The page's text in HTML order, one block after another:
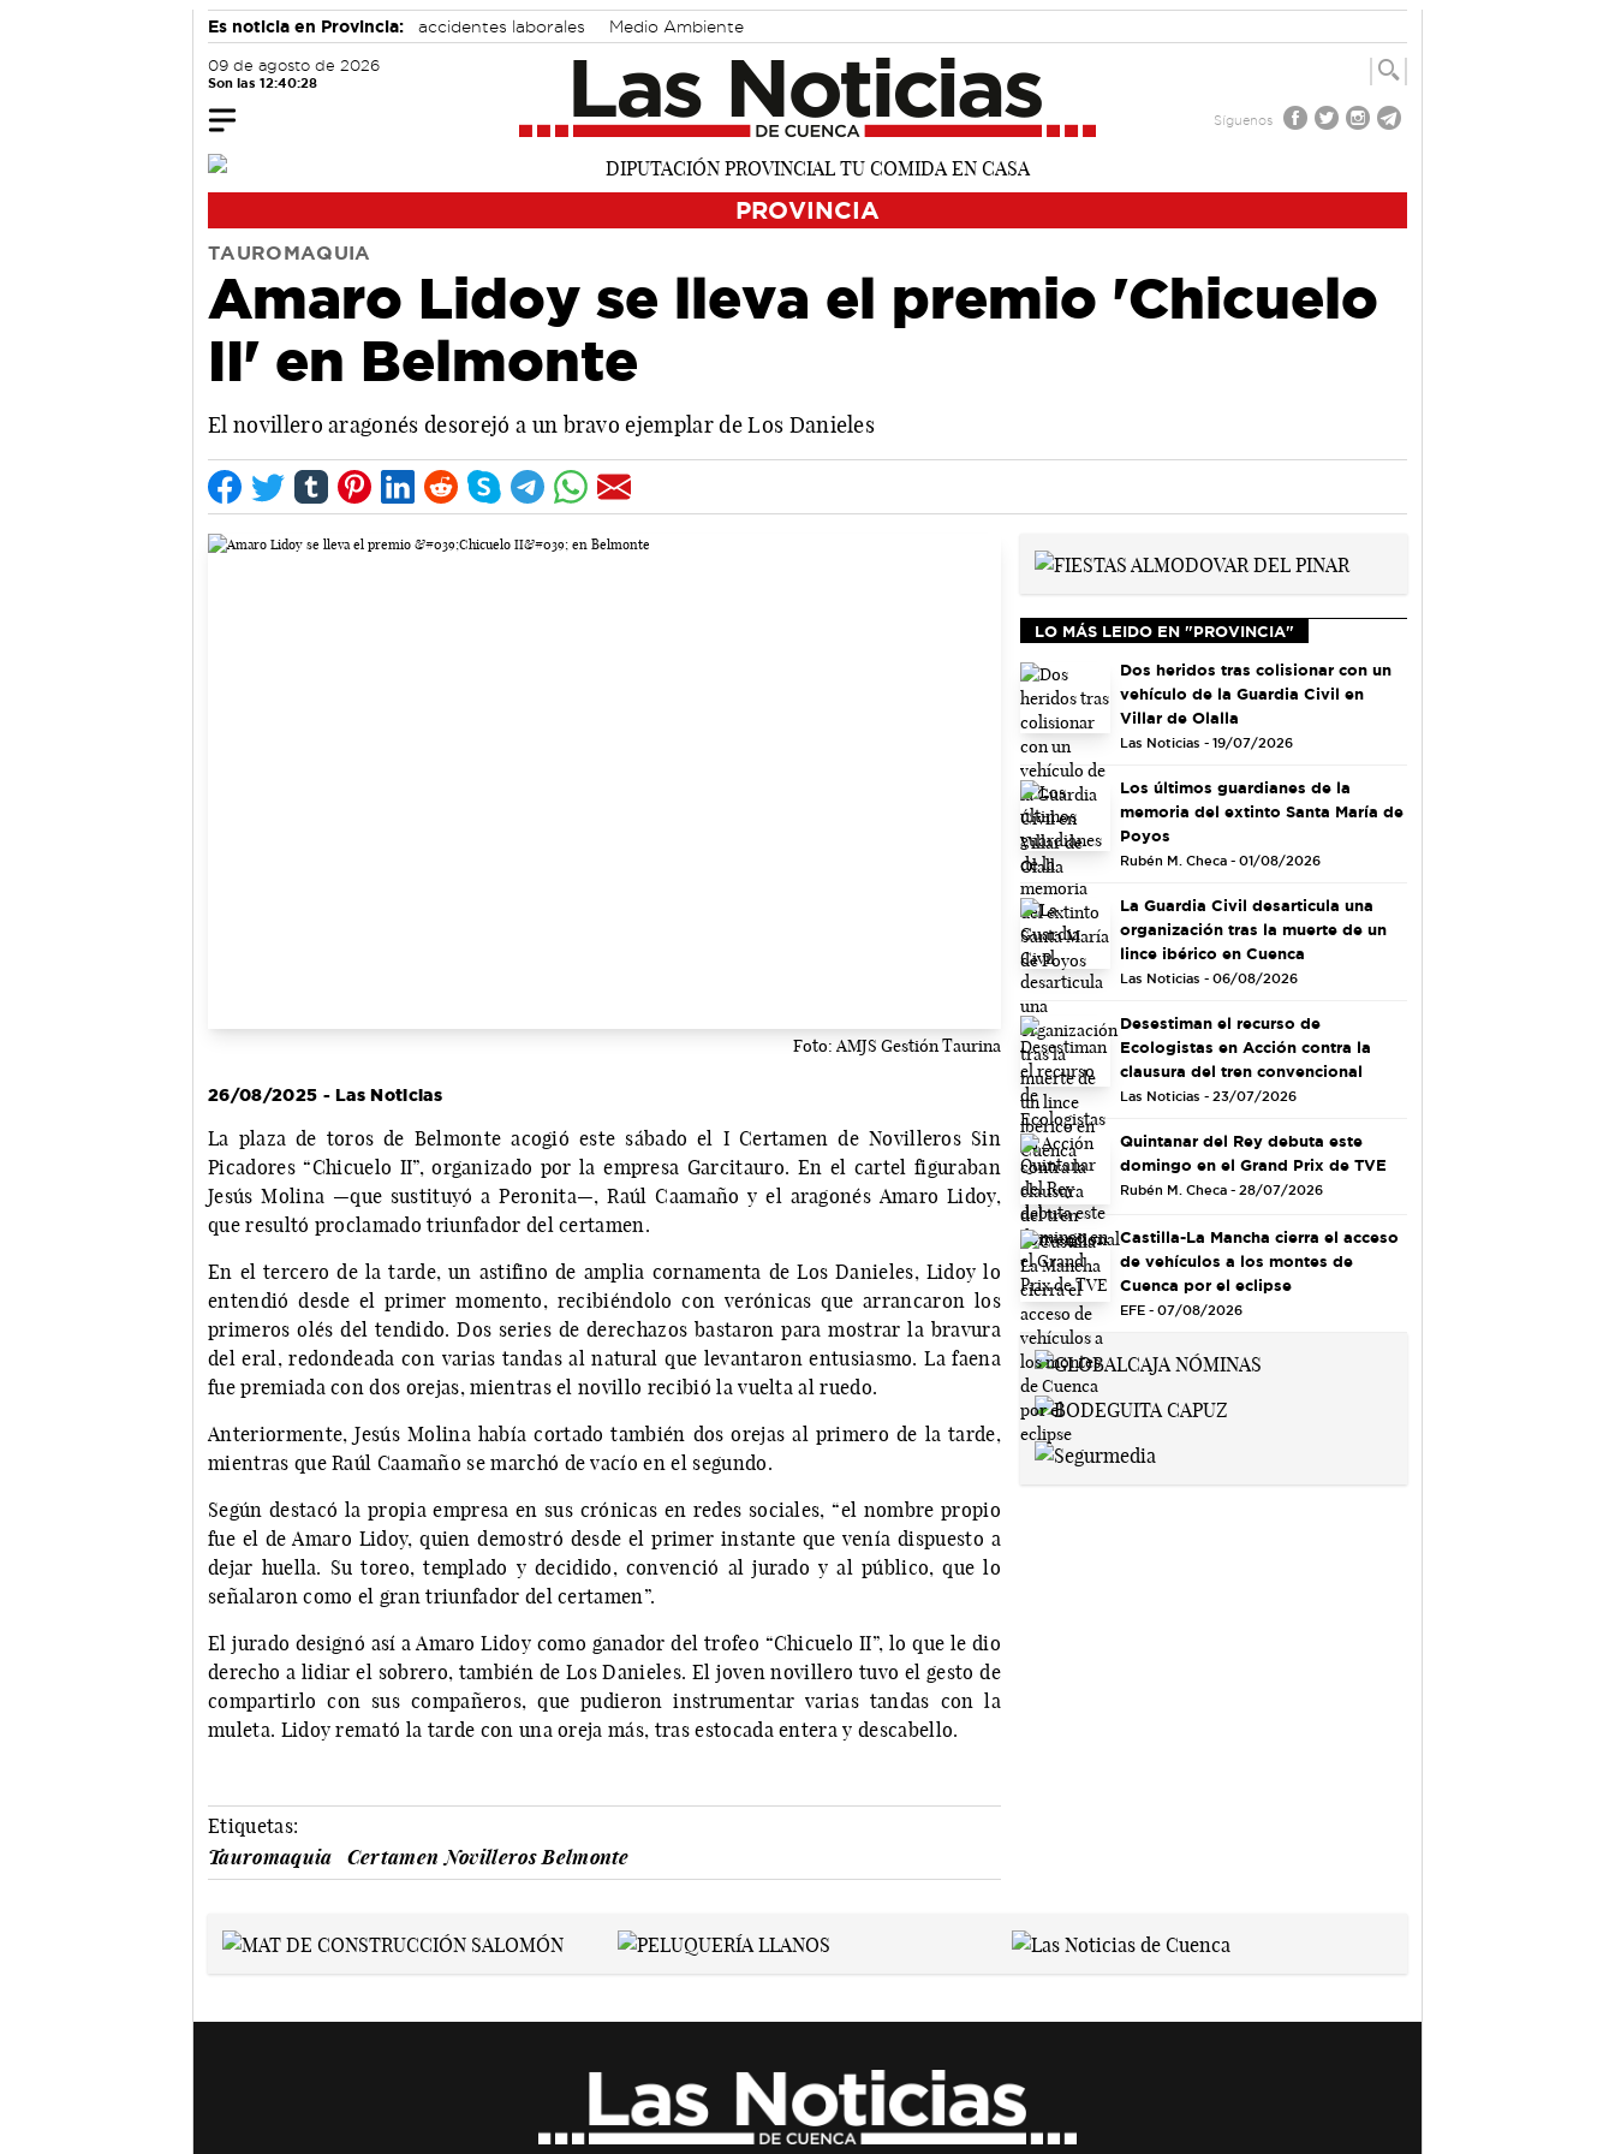
Es noticia en Provincia: accidentes laborales Medio Ambiente
09 de agosto de 2026
Son las 12:40:29
Síguenos
PROVINCIA
TAUROMAQUIA
Amaro Lidoy se lleva el premio 'Chicuelo
II' en Belmonte
El novillero aragonés desorejó a un bravo ejemplar de Los Danieles
Foto: AMJS Gestión Taurina
26/08/2025 - Las Noticias
La plaza de toros de Belmonte acogió este sábado el I Certamen de Novilleros Sin
Picadores “Chicuelo II”, organizado por la empresa Garcitauro. En el cartel figuraban
Jesús Molina —que sustituyó a Peronita—, Raúl Caamaño y el aragonés Amaro Lidoy,
que resultó proclamado triunfador del certamen.
En el tercero de la tarde, un astifino de amplia cornamenta de Los Danieles, Lidoy lo
entendió desde el primer momento, recibiéndolo con verónicas que arrancaron los
primeros olés del tendido. Dos series de derechazos bastaron para mostrar la bravura
del eral, redondeada con varias tandas al natural que levantaron entusiasmo. La faena
fue premiada con dos orejas, mientras el novillo recibió la vuelta al ruedo.
Anteriormente, Jesús Molina había cortado también dos orejas al primero de la tarde,
mientras que Raúl Caamaño se marchó de vacío en el segundo.
Según destacó la propia empresa en sus crónicas en redes sociales, “el nombre propio
fue el de Amaro Lidoy, quien demostró desde el primer instante que venía dispuesto a
dejar huella. Su toreo, templado y decidido, convenció al jurado y al público, que lo
señalaron como el gran triunfador del certamen”.
El jurado designó así a Amaro Lidoy como ganador del trofeo “Chicuelo II”, lo que le dio
derecho a lidiar el sobrero, también de Los Danieles. El joven novillero tuvo el gesto de
compartirlo con sus compañeros, que pudieron instrumentar varias tandas con la
muleta. Lidoy remató la tarde con una oreja más, tras estocada entera y descabello.
Etiquetas:
Tauromaquia
Certamen Novilleros Belmonte
LO MÁS LEIDO EN "PROVINCIA"
Dos heridos tras colisionar con un
vehículo de la Guardia Civil en
Villar de Olalla
Las Noticias - 19/07/2026
Los últimos guardianes de la
memoria del extinto Santa María de
Poyos
Rubén M. Checa - 01/08/2026
La Guardia Civil desarticula una
organización tras la muerte de un
lince ibérico en Cuenca
Las Noticias - 06/08/2026
Desestiman el recurso de
Ecologistas en Acción contra la
clausura del tren convencional
Las Noticias - 23/07/2026
Quintanar del Rey debuta este
domingo en el Grand Prix de TVE
Rubén M. Checa - 28/07/2026
Castilla-La Mancha cierra el acceso
de vehículos a los montes de
Cuenca por el eclipse
EFE - 07/08/2026